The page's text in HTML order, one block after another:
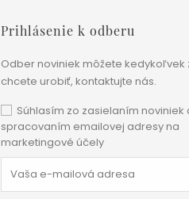
Prihlásenie k odberu
Odber noviniek môžete kedykoľvek
chcete urobiť, kontaktujte nás.
Súhlasím zo zasielaním noviniek
spracovaním emailovej adresy na
marketingové účely